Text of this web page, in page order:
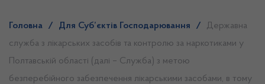
Головна / Для Суб’єктів Господарювання /
Державна
служба з лікарських засобів та контролю за наркотиками у
Полтавській області (далі – Служба) з метою
безперебійного забезпечення лікарськими засобами, в тому